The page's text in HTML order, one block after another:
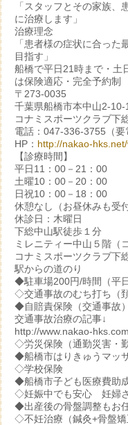
「スタッフとその家族
に治療します」
治療理念
「患者様の症状に合っ
目指す」
船橋で平日21時まで・土
は保険適応・完全予約制
〒273-0035
千葉県船橋市本中山2-
コナミスポーツクラブ
電話：047-336-3755（要
HP： http://nakao-
【診療時間】
平日11：00－21：00
土曜10：00－20：00
日祝10：00－18：00
休憩なし（お昼休みも受
休診日：木曜日
下総中山駅徒歩１分
ミレニティー中山５階（
コナミスポーツクラブ下
駅からの道のり
◆駐車場200円/時間（平
◇交通事故のむち打ち（
◆自賠責保険（交通事故
交通事故治療の記事↓
http://www.nakao-
◇労災保険（通勤災害・
◆船橋市はりきゅうマッ
◇学校保険
◆船橋市子ども医療費助
◇妊娠中でも安心 妊婦
◆出産後の骨盤調整もお
◇不妊治療（鍼灸+骨盤